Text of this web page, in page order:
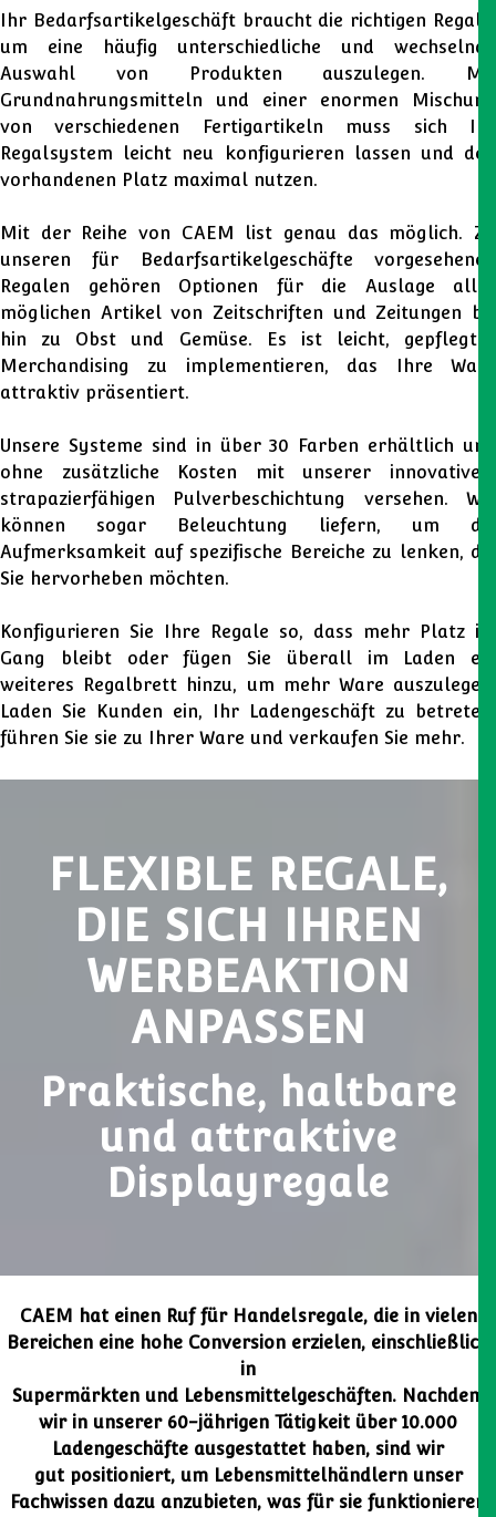
Ihr Bedarfsartikelgeschäft braucht die richtigen Regale,
um eine häufig unterschiedliche und wechselnde
Auswahl von Produkten auszulegen. Mit
Grundnahrungsmitteln und einer enormen Mischung
von verschiedenen Fertigartikeln muss sich Ihr
Regalsystem leicht neu konfigurieren lassen und den
vorhandenen Platz maximal nutzen.
Mit der Reihe von CAEM list genau das möglich. Zu
unseren für Bedarfsartikelgeschäfte vorgesehenen
Regalen gehören Optionen für die Auslage aller
möglichen Artikel von Zeitschriften und Zeitungen bis
hin zu Obst und Gemüse. Es ist leicht, gepflegtes
Merchandising zu implementieren, das Ihre Ware
attraktiv präsentiert.
Unsere Systeme sind in über 30 Farben erhältlich und
ohne zusätzliche Kosten mit unserer innovativen,
strapazierfähigen Pulverbeschichtung versehen. Wir
können sogar Beleuchtung liefern, um die
Aufmerksamkeit auf spezifische Bereiche zu lenken, die
Sie hervorheben möchten.
Konfigurieren Sie Ihre Regale so, dass mehr Platz im
Gang bleibt oder fügen Sie überall im Laden ein
weiteres Regalbrett hinzu, um mehr Ware auszulegen.
Laden Sie Kunden ein, Ihr Ladengeschäft zu betreten,
führen Sie sie zu Ihrer Ware und verkaufen Sie mehr.
FLEXIBLE REGALE,
DIE SICH IHREN
WERBEAKTION
ANPASSEN
Praktische, haltbare
und attraktive
Displayregale
CAEM hat einen Ruf für Handelsregale, die in vielen
Bereichen eine hohe Conversion erzielen, einschließlich
in
Supermärkten und Lebensmittelgeschäften. Nachdem
wir in unserer 60-jährigen Tätigkeit über 10.000
Ladengeschäfte ausgestattet haben, sind wir
gut positioniert, um Lebensmittelhändlern unser
Fachwissen dazu anzubieten, was für sie funktionieren